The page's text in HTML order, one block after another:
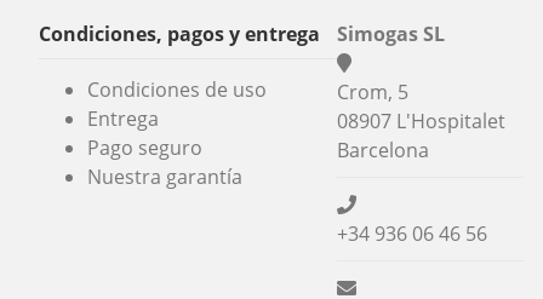
Condiciones, pagos y entrega
Condiciones de uso
Entrega
Pago seguro
Nuestra garantía
Simogas SL
Crom, 5
08907 L'Hospitalet
Barcelona
+34 936 06 46 56